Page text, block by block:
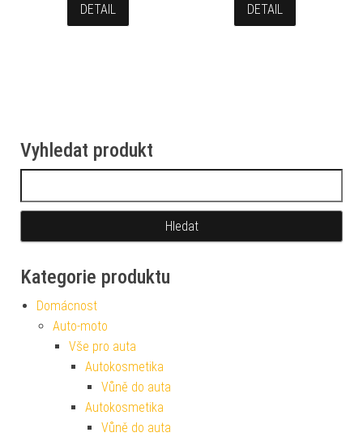
DETAIL DETAIL
Vyhledat produkt
Kategorie produktu
Domácnost
Auto-moto
Vše pro auta
Autokosmetika
Vůně do auta
Autokosmetika
Vůně do auta